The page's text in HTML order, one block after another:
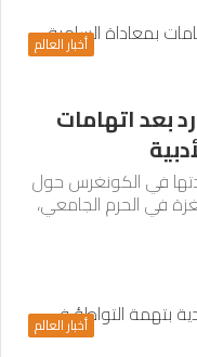
أخبار العالم
بعد اتهامات
في الكونغرس حول
في الحرم الجامعي،
أخبار العالم